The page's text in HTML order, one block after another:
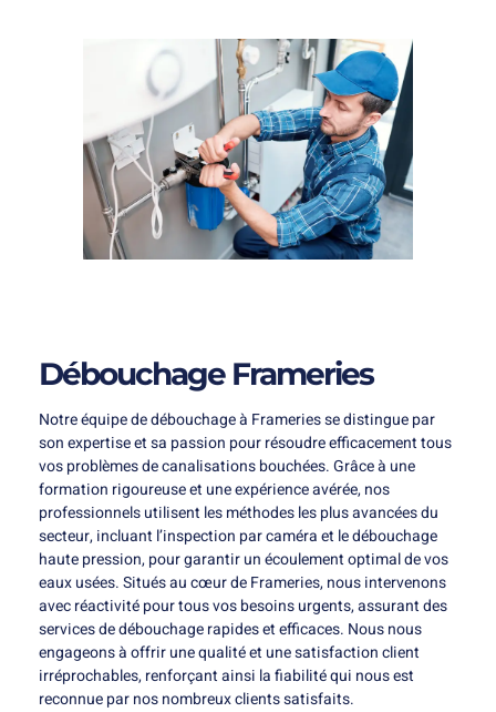
Débouchage Frameries
Notre équipe de débouchage à Frameries se distingue par
son expertise et sa passion pour résoudre efficacement tous
vos problèmes de canalisations bouchées. Grâce à une
formation rigoureuse et une expérience avérée, nos
professionnels utilisent les méthodes les plus avancées du
secteur, incluant l’inspection par caméra et le débouchage
haute pression, pour garantir un écoulement optimal de vos
eaux usées. Situés au cœur de Frameries, nous intervenons
avec réactivité pour tous vos besoins urgents, assurant des
services de débouchage rapides et efficaces. Nous nous
engageons à offrir une qualité et une satisfaction client
irréprochables, renforçant ainsi la fiabilité qui nous est
reconnue par nos nombreux clients satisfaits.